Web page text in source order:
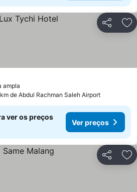
Partilhar
ampla
de Abdul Rachman Saleh Airport
ver os preços
Ver preços
Partilhar